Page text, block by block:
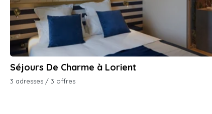
Séjours De Charme à Lorient
3 adresses / 3 offres